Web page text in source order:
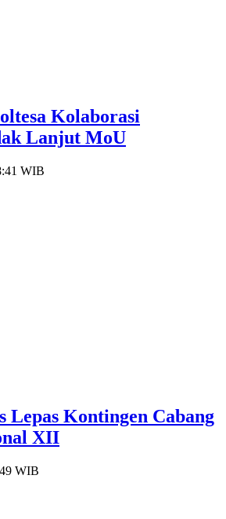
Kolaborasi
Lanjut MoU
WIB
Lepas Kontingen Cabang
XII
WIB